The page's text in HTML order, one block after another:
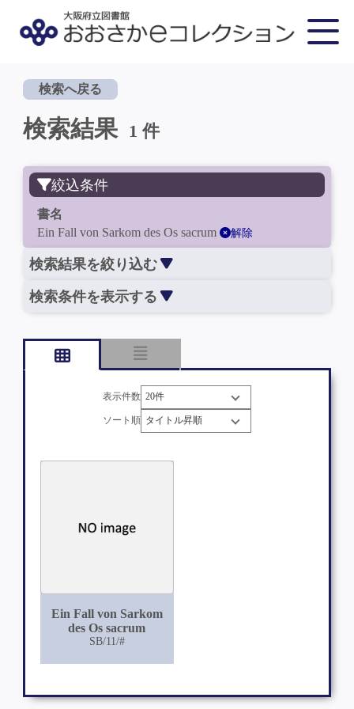
検索へ戻る
検索結果 1 件
絞込条件
書名
Ein Fall von Sarkom des Os sacrum
解除
検索結果を絞り込む
検索条件を表示する
表示件数
ソート順
Ein Fall von Sarkom
des Os sacrum
SB/11/#